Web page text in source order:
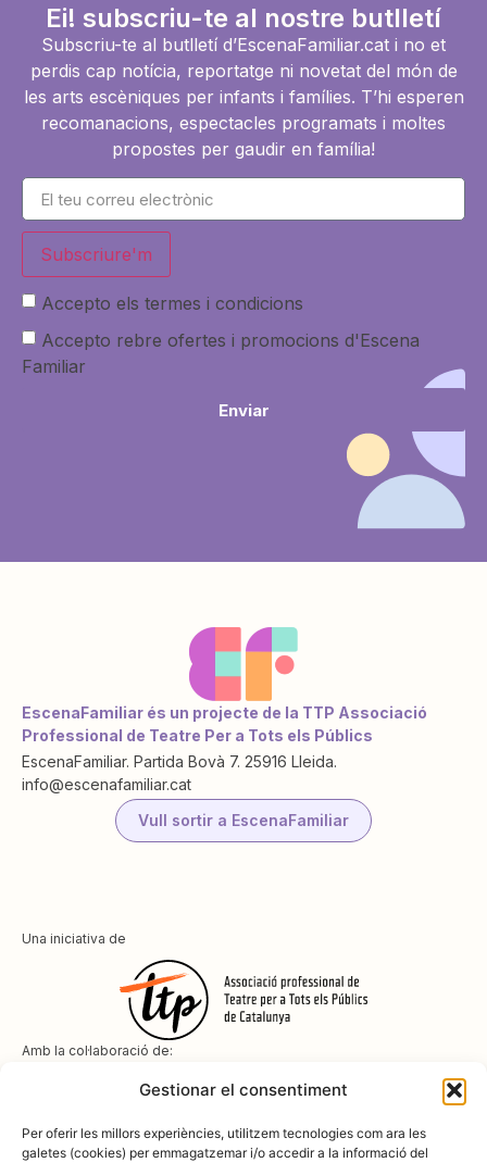
Gestionar el consentiment
Per oferir les millors experiències, utilitzem tecnologies com ara les
galetes (cookies) per emmagatzemar i/o accedir a la informació del
Ei! subscriu-te al nostre butlletí
Subscriu-te al butlletí d’EscenaFamiliar.cat i no et
perdis cap notícia, reportatge ni novetat del món de
les arts escèniques per infants i famílies. T’hi esperen
recomanacions, espectacles programats i moltes
propostes per gaudir en família!
Subscriure'm
Accepto els termes i condicions
Accepto rebre ofertes i promocions d'Escena
Familiar
Enviar
EscenaFamiliar és un projecte de la TTP Associació
Professional de Teatre Per a Tots els Públics
EscenaFamiliar. Partida Bovà 7. 25916 Lleida.
info@escenafamiliar.cat
Vull sortir a EscenaFamiliar
Una iniciativa de
Amb la col·laboració de: